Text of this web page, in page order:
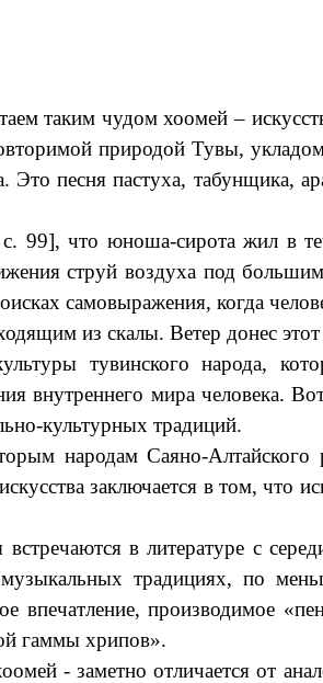
таким чудом хоомей –
природой Тувы,
песня пастуха, табунщика,
99], что юноша-сирота жил в
струй воздуха под
самовыражения, когда
из скалы. Ветер донес
тувинского народа,
внутреннего мира человека.
культурных традиций.
народам Саяно-
заключается в том, что
в литературе с
традициях, по
производимое
гаммы хрипов».
- заметно отличается от